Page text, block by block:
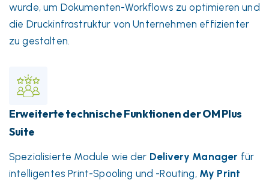
wurde, um Dokumenten-Workflows zu optimieren und
die Druckinfrastruktur von Unternehmen effizienter
zu gestalten.
Erweiterte technische Funktionen der OM Plus
Suite
Spezialisierte Module wie der Delivery Manager für
intelligentes Print-Spooling und -Routing, My Print